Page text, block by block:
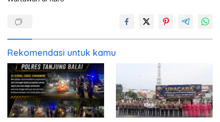
Rekomendasi untuk kamu